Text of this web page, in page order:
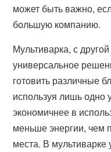
может быть важно,
большую компанию.
Мультиварка, с
универсальное
готовить различные
используя лишь одно
экономичнее в
меньше энергии, чем
места. В мультиварке